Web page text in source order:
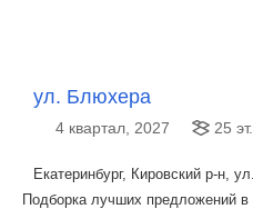
ул. Блюхера
4 квартал, 2027 25 эт.
Екатеринбург, Кировский р-н,
Подборка лучших предложений в